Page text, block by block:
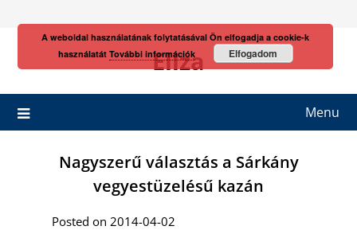
Eliza
Menu
Nagyszerű választás a Sárkány
vegyestüzelésű kazán
Posted on 2014-04-02
A weboldal használatának folytatásával Ön elfogadja a cookie-k
használatát További információk Elfogadom